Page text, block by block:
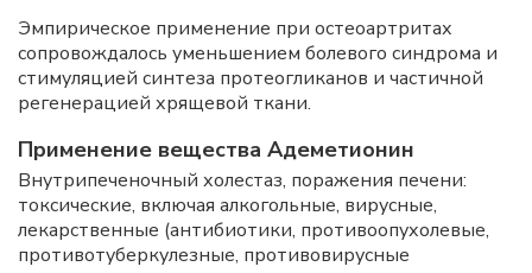
Эмпирическое применение при остеоартритах
сопровождалось уменьшением болевого синдрома и
стимуляцией синтеза протеогликанов и частичной
регенерацией хрящевой ткани.
Применение вещества Адеметионин
Внутрипеченочный холестаз, поражения печени:
токсические, включая алкогольные, вирусные,
лекарственные (антибиотики, противоопухолевые,
противотуберкулезные, противовирусные